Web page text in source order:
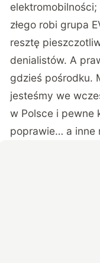
złego robi grupa
resztę
denialistów. A
gdzieś pośrodku.
jesteśmy we
w Polsce i pewne
poprawie… a inne